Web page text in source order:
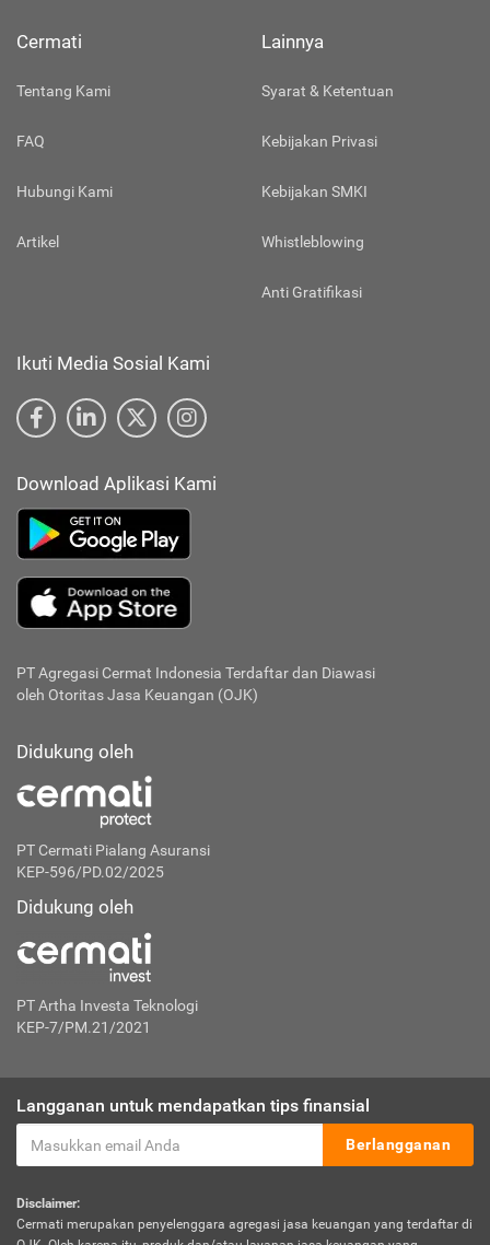
Cermati
Tentang Kami
FAQ
Hubungi Kami
Artikel
Lainnya
Syarat & Ketentuan
Kebijakan Privasi
Kebijakan SMKI
Whistleblowing
Anti Gratifikasi
Ikuti Media Sosial Kami
Download Aplikasi Kami
PT Agregasi Cermat Indonesia Terdaftar dan Diawasi
oleh Otoritas Jasa Keuangan (OJK)
Didukung oleh
PT Cermati Pialang Asuransi
KEP-596/PD.02/2025
Didukung oleh
PT Artha Investa Teknologi
KEP-7/PM.21/2021
Langganan untuk mendapatkan tips finansial
Berlangganan
Disclaimer:
Cermati merupakan penyelenggara agregasi jasa keuangan yang terdaftar di